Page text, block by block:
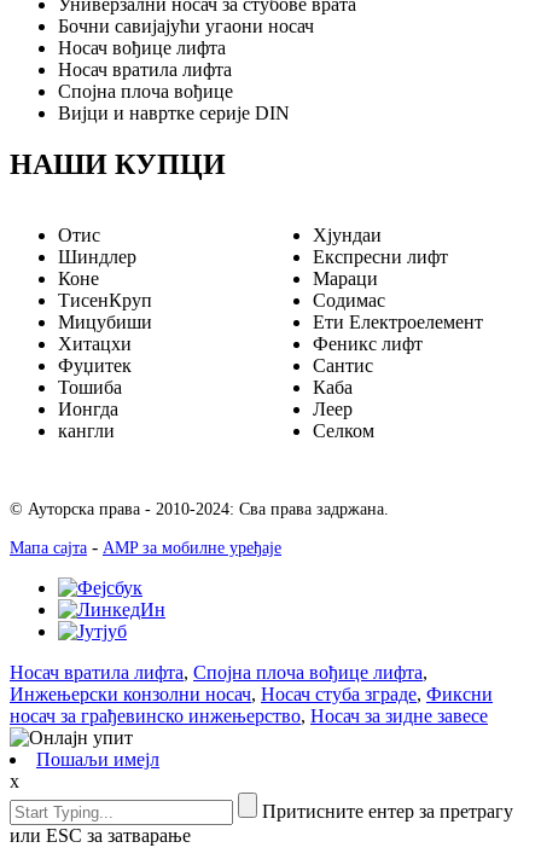
Универзални носач за стубове врата
Бочни савијајући угаони носач
Носач вођице лифта
Носач вратила лифта
Спојна плоча вођице
Вијци и навртке серије DIN
НАШИ КУПЦИ
Отис
Шиндлер
Коне
ТисенКруп
Мицубиши
Хитацхи
Фуџитек
Тошиба
Ионгда
кангли
Хјундаи
Експресни лифт
Мараци
Содимас
Ети Електроелемент
Феникс лифт
Сантис
Каба
Леер
Селком
© Ауторска права - 2010-2024: Сва права задржана.
Мапа сајта - AMP за мобилне уређаје
Носач вратила лифта, Спојна плоча вођице лифта,
Инжењерски конзолни носач, Носач стуба зграде, Фиксни
носач за грађевинско инжењерство, Носач за зидне завесе
Пошаљи имејл
x
Притисните ентер за претрагу
или ESC за затварање